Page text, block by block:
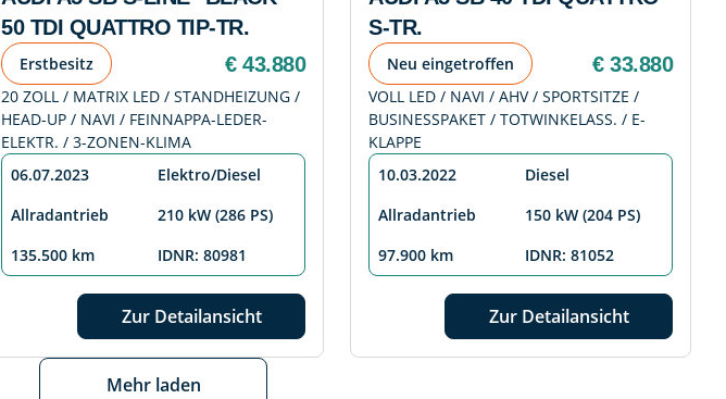
50 TDI QUATTRO TIP-TR.
Erstbesitz € 43.880
20 ZOLL / MATRIX LED / STANDHEIZUNG /
HEAD-UP / NAVI / FEINNAPPA-LEDER-
ELEKTR. / 3-ZONEN-KLIMA
06.07.2023
Elektro/Diesel
Allradantrieb
210 kW (286 PS)
135.500 km
IDNR: 80981
Zur Detailansicht
S-TR.
Neu eingetroffen € 33.880
VOLL LED / NAVI / AHV / SPORTSITZE /
BUSINESSPAKET / TOTWINKELASS. / E-
KLAPPE
10.03.2022
Diesel
Allradantrieb
150 kW (204 PS)
97.900 km
IDNR: 81052
Zur Detailansicht
Mehr laden